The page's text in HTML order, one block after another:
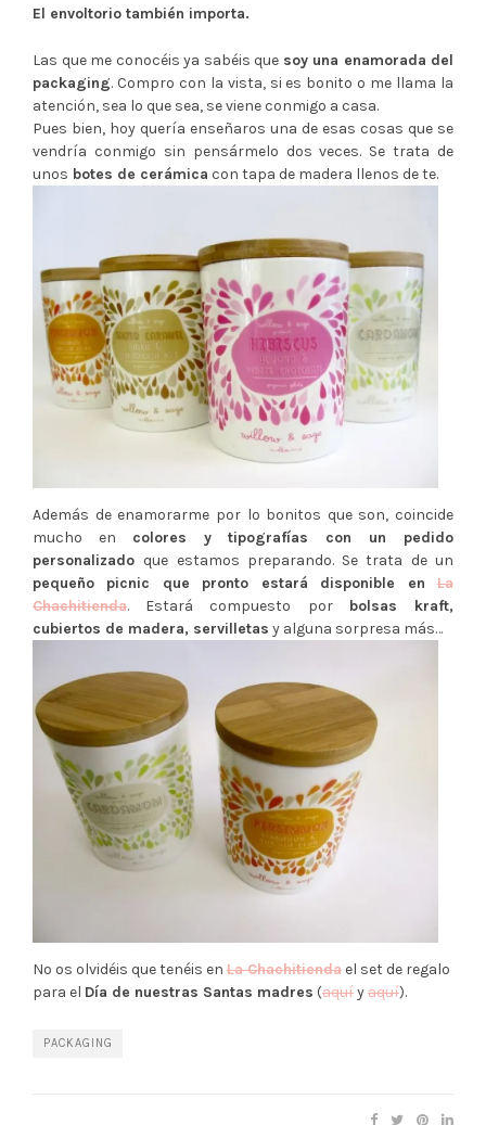
El envoltorio también importa.
Las que me conocéis ya sabéis que soy una enamorada del
packaging. Compro con la vista, si es bonito o me llama la
atención, sea lo que sea, se viene conmigo a casa.
Pues bien, hoy quería enseñaros una de esas cosas que se
vendría conmigo sin pensármelo dos veces. Se trata de
unos botes de cerámica con tapa de madera llenos de te.
Además de enamorarme por lo bonitos que son, coincide
mucho en colores y tipografías con un pedido
personalizado que estamos preparando. Se trata de un
pequeño picnic que pronto estará disponible en La
Chachitienda. Estará compuesto por bolsas kraft,
cubiertos de madera, servilletas y alguna sorpresa más…
No os olvidéis que tenéis en La Chachitienda el set de regalo
para el Día de nuestras Santas madres (aquíyaquí).
PACKAGING